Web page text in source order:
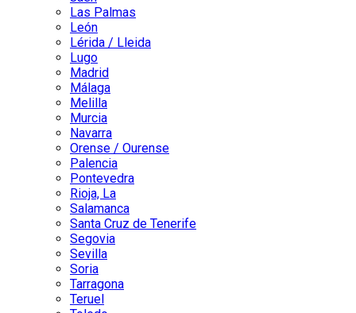
Las Palmas
León
Lérida / Lleida
Lugo
Madrid
Málaga
Melilla
Murcia
Navarra
Orense / Ourense
Palencia
Pontevedra
Rioja, La
Salamanca
Santa Cruz de Tenerife
Segovia
Sevilla
Soria
Tarragona
Teruel